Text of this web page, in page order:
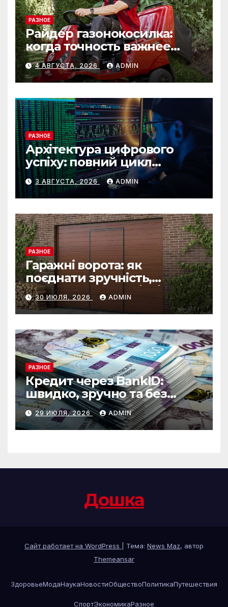
РАЗНОЕ
Райдер газонокосилка:
когда точность важнее
скорости
4 АВГУСТА, 2026 ADMIN
РАЗНОЕ
Архітектура цифрового
успіху: повний цикл
розробки від IST Group
3 АВГУСТА, 2026 ADMIN
РАЗНОЕ
Гаражні ворота: як
поєднати зручність,
безпеку та довговічність
30 ИЮЛЯ, 2026 ADMIN
РАЗНОЕ
Кредит через BankID:
швидко, зручно та без
зайвих формальностей
29 ИЮЛЯ, 2026 ADMIN
Дошка
Сайт работает на WordPress Тема: News Maz, автор
Themeansar
ЗдоровьеМодаНаукаНовостиОбществоПолитикаПутешествия
СпортЭкономикаРазное